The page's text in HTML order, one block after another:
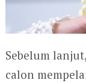
Sebelum
calon